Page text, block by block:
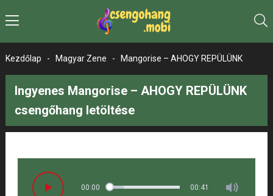
Kezdőlap - Magyar Zene - Mangorise – AHOGY REPÜLÜNK
Ingyenes Mangorise – AHOGY REPÜLÜNK
csengőhang letöltése
00:00 00:41